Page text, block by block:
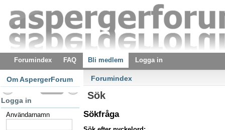
Forumindex FAQ Bli medlem Logga in
Forumindex
Sök
Sökfråga
Om AspergerForum
Logga in
Användarnamn